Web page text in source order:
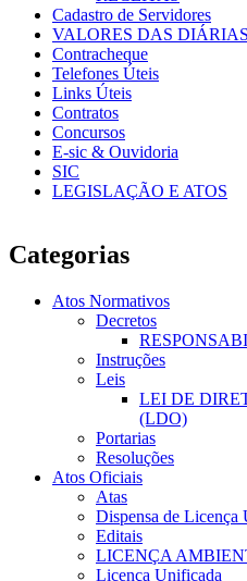
Cadastro de Servidores
VALORES DAS DIÁRIAS
Contracheque
Telefones Úteis
Links Úteis
Contratos
Concursos
E-sic & Ouvidoria
SIC
LEGISLAÇÃO E ATOS
Categorias
Atos Normativos
Decretos
Instruções
Leis
LEI DE
(LDO)
Portarias
Resoluções
Atos Oficiais
Atas
Dispensa de Licença
Editais
LICENÇA
Licença Unificada